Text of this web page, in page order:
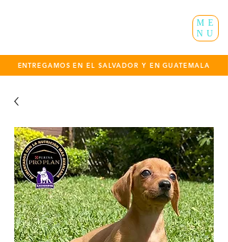
ENTREGAMOS EN EL SALVADOR Y EN GUATEMALA
ME
NU